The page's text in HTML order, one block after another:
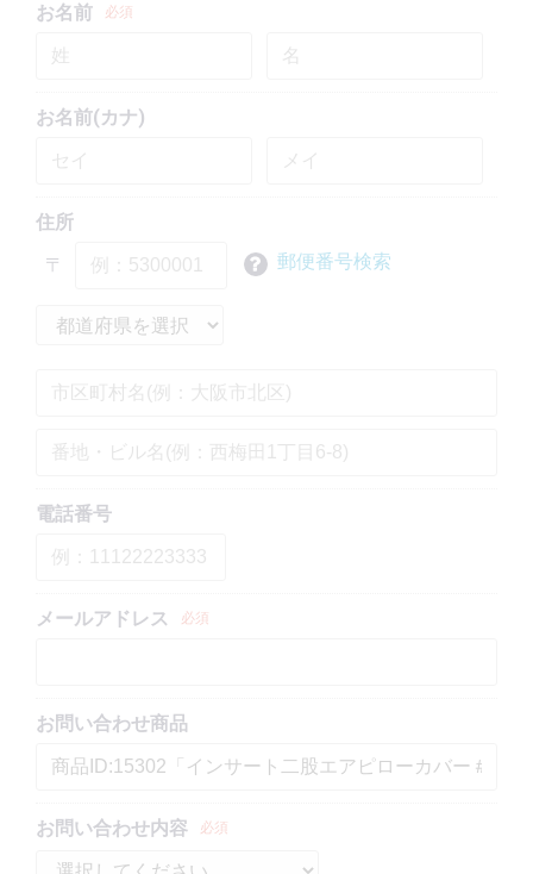
お名前 必須
お名前(カナ)
住所
〒
郵便番号検索
電話番号
メールアドレス 必須
お問い合わせ商品
お問い合わせ内容 必須